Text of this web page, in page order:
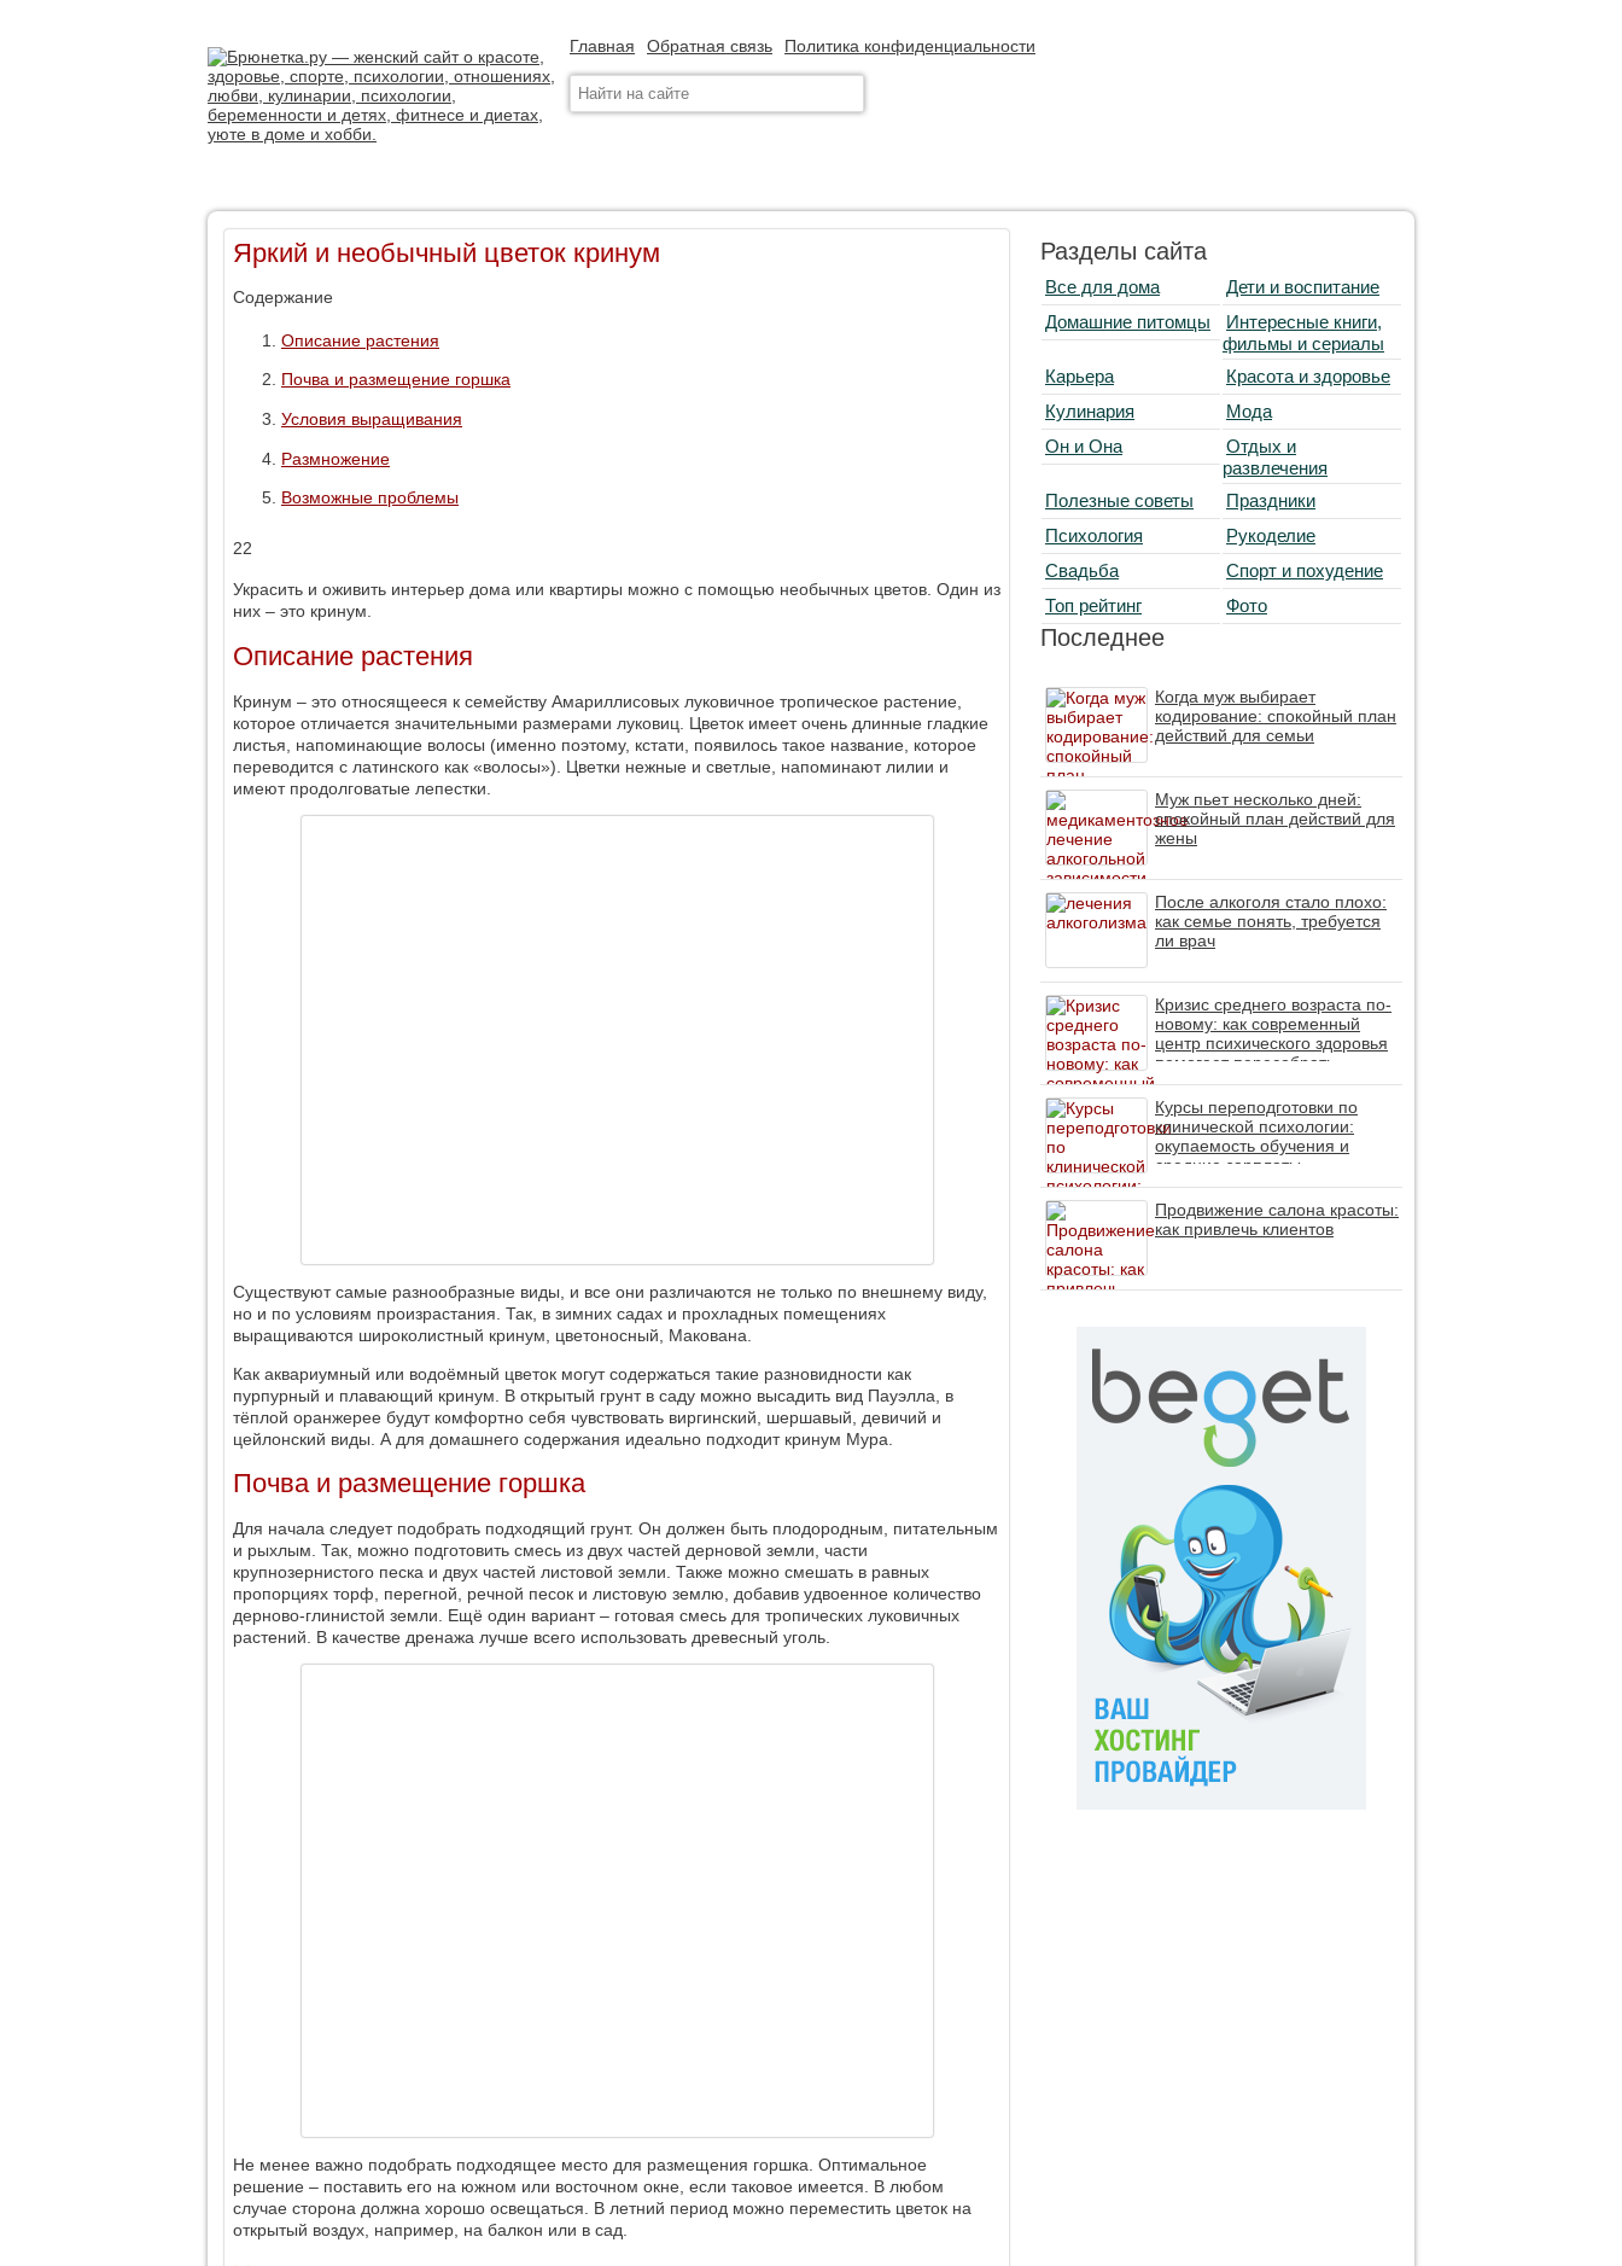
Главная Обратная связь Политика конфиденциальности
Яркий и необычный цветок кринум
Содержание
Описание растения
Почва и размещение горшка
Условия выращивания
Размножение
Возможные проблемы
22
Украсить и оживить интерьер дома или квартиры можно с помощью необычных цветов. Один из
них – это кринум.
Описание растения
Кринум – это относящееся к семейству Амариллисовых луковичное тропическое растение,
которое отличается значительными размерами луковиц. Цветок имеет очень длинные гладкие
листья, напоминающие волосы (именно поэтому, кстати, появилось такое название, которое
переводится с латинского как «волосы»). Цветки нежные и светлые, напоминают лилии и
имеют продолговатые лепестки.
Существуют самые разнообразные виды, и все они различаются не только по внешнему виду,
но и по условиям произрастания. Так, в зимних садах и прохладных помещениях
выращиваются широколистный кринум, цветоносный, Макована.
Как аквариумный или водоёмный цветок могут содержаться такие разновидности как
пурпурный и плавающий кринум. В открытый грунт в саду можно высадить вид Пауэлла, в
тёплой оранжерее будут комфортно себя чувствовать виргинский, шершавый, девичий и
цейлонский виды. А для домашнего содержания идеально подходит кринум Мура.
Почва и размещение горшка
Для начала следует подобрать подходящий грунт. Он должен быть плодородным, питательным
и рыхлым. Так, можно подготовить смесь из двух частей дерновой земли, части
крупнозернистого песка и двух частей листовой земли. Также можно смешать в равных
пропорциях торф, перегной, речной песок и листовую землю, добавив удвоенное количество
дерново-глинистой земли. Ещё один вариант – готовая смесь для тропических луковичных
растений. В качестве дренажа лучше всего использовать древесный уголь.
Не менее важно подобрать подходящее место для размещения горшка. Оптимальное
решение – поставить его на южном или восточном окне, если таковое имеется. В любом
случае сторона должна хорошо освещаться. В летний период можно переместить цветок на
открытый воздух, например, на балкон или в сад.
Разделы сайта
Все для дома
Дети и воспитание
Домашние питомцы
Интересные книги,
фильмы и сериалы
Карьера
Красота и здоровье
Кулинария
Мода
Он и Она
Отдых и
развлечения
Полезные советы
Праздники
Психология
Рукоделие
Свадьба
Спорт и похудение
Топ рейтинг
Фото
Последнее
Когда муж выбирает
кодирование: спокойный план
действий для семьи
Муж пьет несколько дней:
спокойный план действий для
жены
После алкоголя стало плохо:
как семье понять, требуется
ли врач
Кризис среднего возраста по-
новому: как современный
центр психического здоровья
помогает пересобрать
личность без таблеток (методы
ДПДГ и КПТ)
Курсы переподготовки по
клинической психологии:
окупаемость обучения и
средние зарплаты
специалистов в 2026 году
Продвижение салона красоты:
как привлечь клиентов